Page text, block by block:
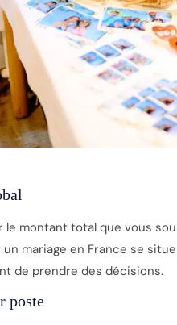
montant total que vous
un mariage en France se
de prendre des décisions.
poste